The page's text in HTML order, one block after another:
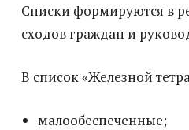
Списки формируются в
сходов граждан и
В список «Железной
малообеспеченные;